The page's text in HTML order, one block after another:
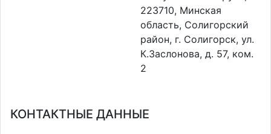
223710, Минская
область, Солигорский
район, г. Солигорск, ул.
К.Заслонова, д. 57, ком.
2
КОНТАКТНЫЕ ДАННЫЕ